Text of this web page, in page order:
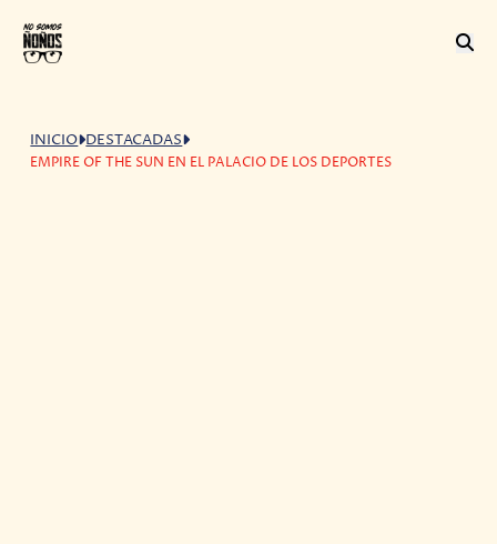
INICIO DESTACADAS
EMPIRE OF THE SUN EN EL PALACIO DE LOS DEPORTES